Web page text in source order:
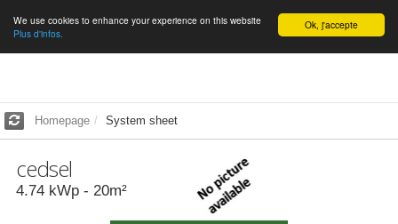
English Ok, j'accepte
We use cookies to enhance your experience on this website
Plus d'infos.
Homepage System sheet
cedsel
4.74 kWp - 20m²